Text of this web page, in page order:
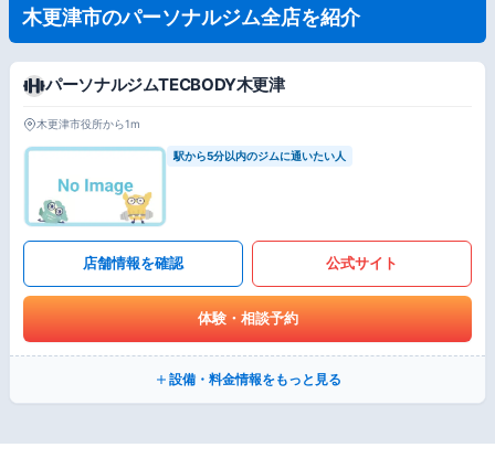
木更津市のパーソナルジム全店を紹介
パーソナルジムTECBODY木更津
木更津市役所から1m
駅から5分以内のジムに通いたい人
店舗情報を確認 公式サイト
体験・相談予約
設備・料金情報をもっと見る